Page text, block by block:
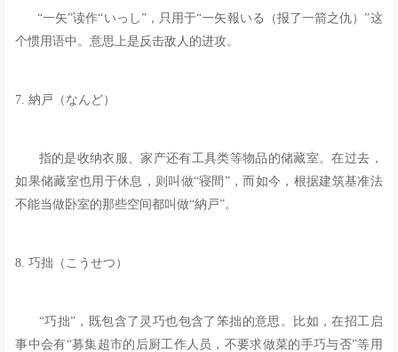
“一矢”读作“いっし”，只用于“一矢報いる（报了一箭之仇）”这
个惯用语中。意思上是反击敌人的进攻。
7. 納戸（なんど）
指的是收纳衣服、家产还有工具类等物品的储藏室。在过去，
如果储藏室也用于休息，则叫做“寝間”，而如今，根据建筑基准法
不能当做卧室的那些空间都叫做“納戸”。
8. 巧拙（こうせつ）
“巧拙”，既包含了灵巧也包含了笨拙的意思。比如，在招工启
事中会有“募集超市的后厨工作人员，不要求做菜的手巧与否”等用